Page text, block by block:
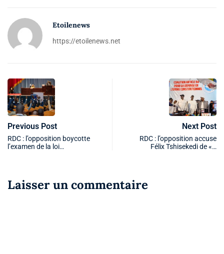
Etoilenews
https://etoilenews.net
Previous Post
RDC : l’opposition boycotte
l’examen de la loi…
Next Post
RDC : l’opposition accuse
Félix Tshisekedi de «…
Laisser un commentaire